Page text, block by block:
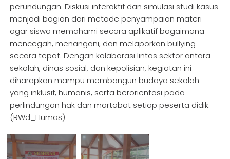
perundungan. Diskusi interaktif dan simulasi studi kasus
menjadi bagian dari metode penyampaian materi
agar siswa memahami secara aplikatif bagaimana
mencegah, menangani, dan melaporkan bullying
secara tepat. Dengan kolaborasi lintas sektor antara
sekolah, dinas sosial, dan kepolisian, kegiatan ini
diharapkan mampu membangun budaya sekolah
yang inklusif, humanis, serta berorientasi pada
perlindungan hak dan martabat setiap peserta didik.
(RWd_Humas)